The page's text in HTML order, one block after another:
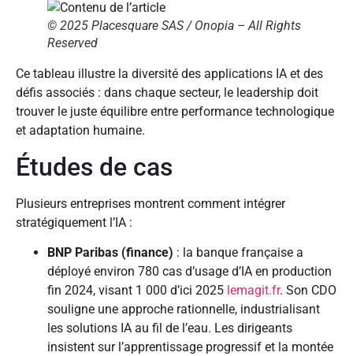
© 2025 Placesquare SAS / Onopia – All Rights
Reserved
Ce tableau illustre la diversité des applications IA et des
défis associés : dans chaque secteur, le leadership doit
trouver le juste équilibre entre performance technologique
et adaptation humaine.
Études de cas
Plusieurs entreprises montrent comment intégrer
stratégiquement l’IA :
BNP Paribas (finance) : la banque française a
déployé environ 780 cas d’usage d’IA en production
fin 2024, visant 1 000 d’ici 2025 lemagit.fr. Son CDO
souligne une approche rationnelle, industrialisant
les solutions IA au fil de l’eau. Les dirigeants
insistent sur l’apprentissage progressif et la montée